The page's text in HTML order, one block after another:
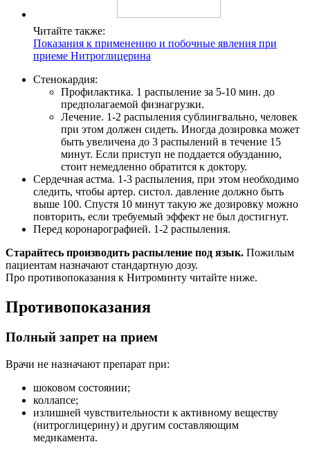
Читайте также:
Показания к применению и побочные явления при
приеме Нитроглицерина
Стенокардия:
Профилактика. 1 распыление за 5-10 мин. до
предполагаемой физнагрузки.
Лечение. 1-2 распыления сублингвально, человек
при этом должен сидеть. Иногда дозировка может
быть увеличена до 3 распылений в течение 15
минут. Если приступ не поддается обузданию,
стоит немедленно обратится к доктору.
Сердечная астма. 1-3 распыления, при этом необходимо
следить, чтобы артер. систол. давление должно быть
выше 100. Спустя 10 минут такую же дозировку можно
повторить, если требуемый эффект не был достигнут.
Перед коронарографией. 1-2 распыления.
Старайтесь производить распыление под язык. Пожилым
пациентам назначают стандартную дозу.
Про противопоказания к Нитроминту читайте ниже.
Противопоказания
Полный запрет на прием
Врачи не назначают препарат при:
шоковом состоянии;
коллапсе;
излишней чувствительности к активному веществу
(нитроглицерину) и другим составляющим
медикамента.